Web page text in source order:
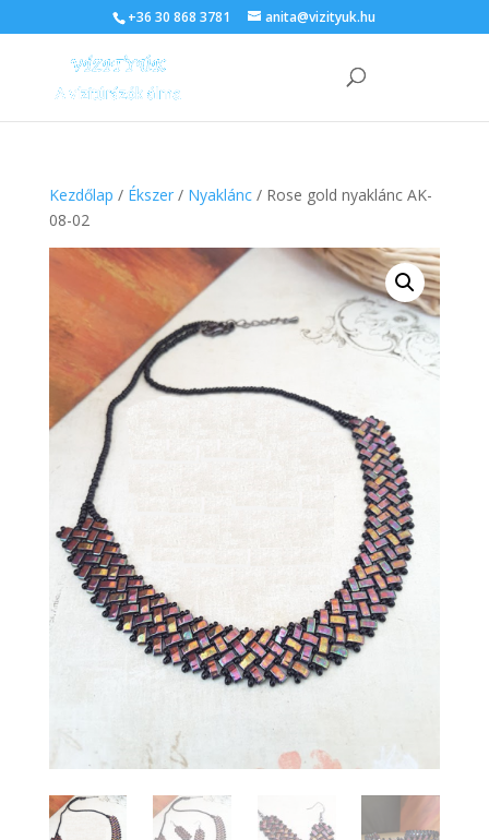
+36 30 868 3781 anita@vizityuk.hu
Kezdőlap / Ékszer/ Nyaklánc/ Rose gold nyaklánc AK-
08-02